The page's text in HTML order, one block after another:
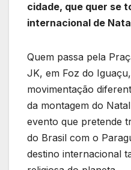
cidade, que quer se
internacional de
Quem passa pela
JK, em Foz do
movimentação
da montagem do
evento que pretende
do Brasil com o
destino internacional